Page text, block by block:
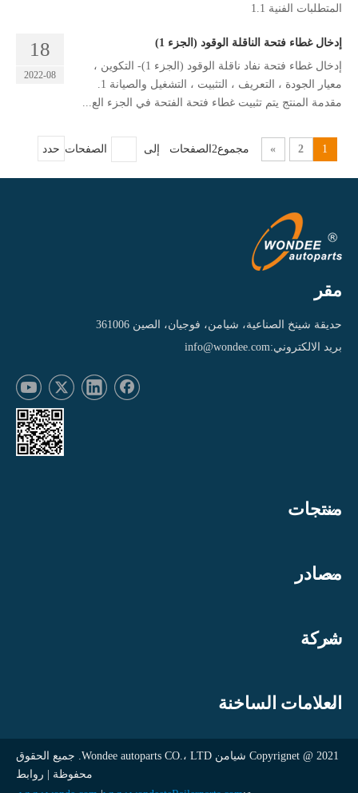
المتطلبات الفنية 1.1
18
2022-08
إدخال غطاء فتحة الناقلة الوقود (الجزء 1)
إدخال غطاء فتحة نفاد ناقلة الوقود (الجزء 1)- التكوين ،
معيار الجودة ، التعريف ، التثبيت ، التشغيل والصيانة 1.
مقدمة المنتج يتم تثبيت غطاء فتحة الفتحة في الجزء الع...
1
2
» مجموع2الصفحات إلى الصفحات حدد
مقر
حديقة شينخ الصناعية، شيامن، فوجيان، الصين 361006
بريد الالكتروني:info@wondee.com
منتجات
مصادر
شركة
العلامات الساخنة
Copyrignet @ 2021 شيامن Wondee autoparts CO.، LTD. جميع الحقوق
محفوظة | روابط